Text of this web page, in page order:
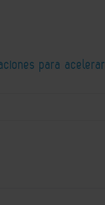
para acelerar